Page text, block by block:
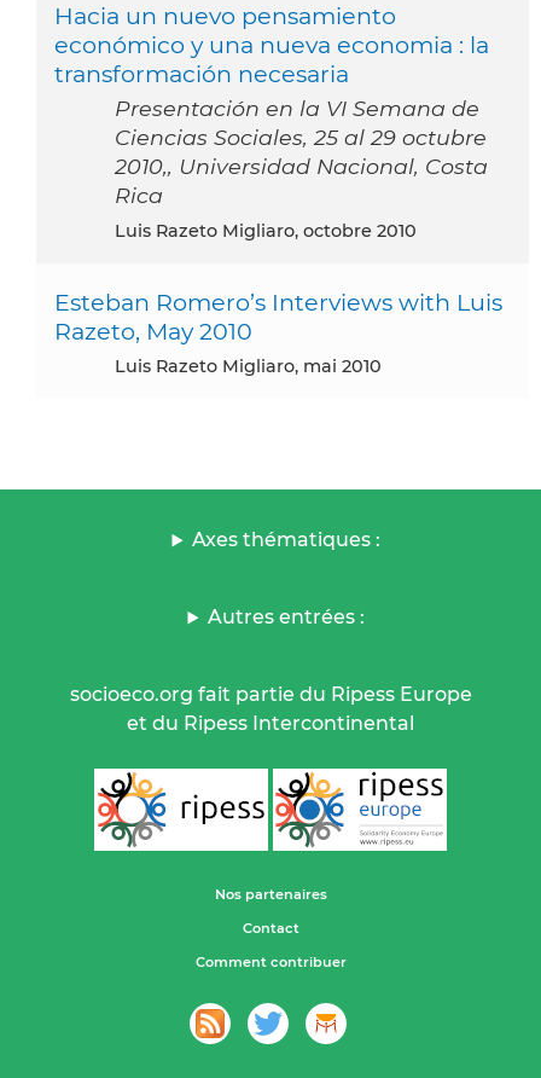
Hacia un nuevo pensamiento
económico y una nueva economia : la
transformación necesaria
Presentación en la VI Semana de
Ciencias Sociales, 25 al 29 octubre
2010,, Universidad Nacional, Costa
Rica
Luis Razeto Migliaro, octobre 2010
Esteban Romero’s Interviews with Luis
Razeto, May 2010
Luis Razeto Migliaro, mai 2010
Axes thématiques :
Autres entrées :
socioeco.org fait partie du Ripess Europe
et du Ripess Intercontinental
Nos partenaires
Contact
Comment contribuer